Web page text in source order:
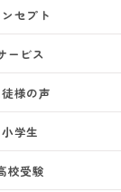
セプト
ービス
様の声
小学生
校受験